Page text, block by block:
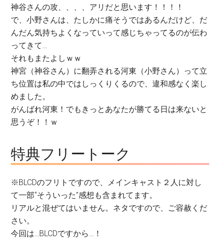
神谷さんの攻、、、、アリだと思います！！！！
で、小野さんは、たしかに痛そうではあるんだけど、だ
んだん気持ちよくなっていって感じちゃってるのが伝わ
ってきて…
それもまたよしｗｗ
神宮（神谷さん）に翻弄される河東（小野さん）って立
ち位置は私の中ではしっくりくるので、違和感なく楽し
めました。
がんばれ河東！でもきっとあなたが勝てる日は来ないと
思うぞ！！ｗ
特典フリートーク
※BLCDのフリトですので、メインキャスト２人に対し
て一部“そういった”感想も含まれてます。
リアルと混ぜてはいません。ネタですので、ご容赦くだ
さい。
今回は…BLCDですから…！